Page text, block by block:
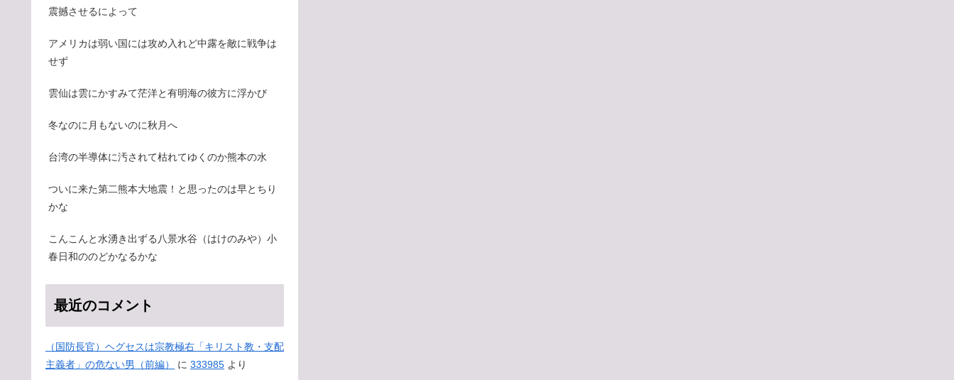
震撼させるによって
アメリカは弱い国には攻め入れど中露を敵に戦争は
せず
雲仙は雲にかすみて茫洋と有明海の彼方に浮かび
冬なのに月もないのに秋月へ
台湾の半導体に汚されて枯れてゆくのか熊本の水
ついに来た第二熊本大地震！と思ったのは早とちり
かな
こんこんと水湧き出ずる八景水谷（はけのみや）小
春日和ののどかなるかな
最近のコメント
（国防長官）ヘグセスは宗教極右「キリスト教・支配
主義者」の危ない男（前編）
に 333985 より